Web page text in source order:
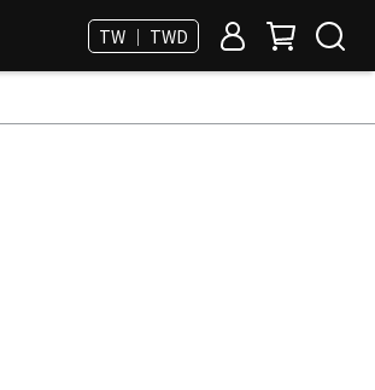
TW ｜ TWD